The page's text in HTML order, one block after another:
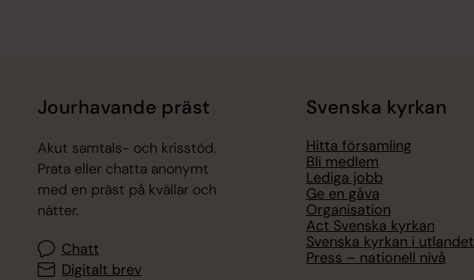
Jourhavande präst
Akut samtals- och krisstöd.
Prata eller chatta anonymt
med en präst på kvällar och
nätter.
Chatt
Digitalt brev
Svenska kyrkan
Hitta församling
Bli medlem
Lediga jobb
Ge en gåva
Organisation
Act Svenska kyrkan
Svenska kyrkan i utlandet
Press – nationell nivå